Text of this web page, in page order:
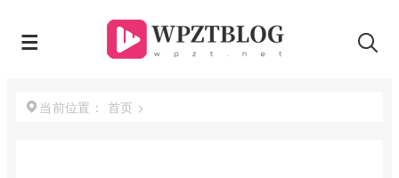
当前位置： 首页 >